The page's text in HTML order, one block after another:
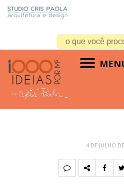
4 DE JULHO